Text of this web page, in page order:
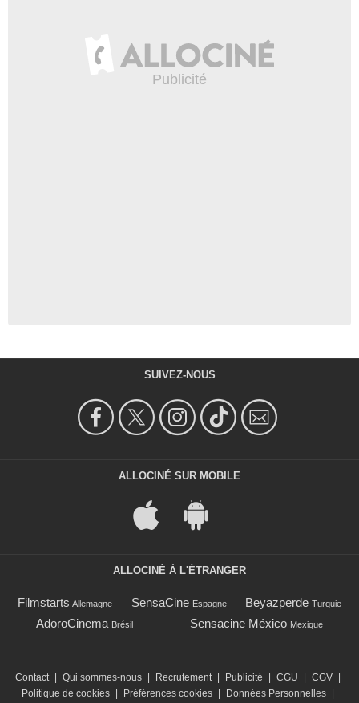
SUIVEZ-NOUS
ALLOCINÉ SUR MOBILE
ALLOCINÉ À L'ÉTRANGER
Filmstarts Allemagne SensaCine Espagne Beyazperde Turquie
AdoroCinema Brésil Sensacine México Mexique
Contact | Qui sommes-nous | Recrutement | Publicité | CGU | CGV |
Politique de cookies | Préférences cookies | Données Personnelles |